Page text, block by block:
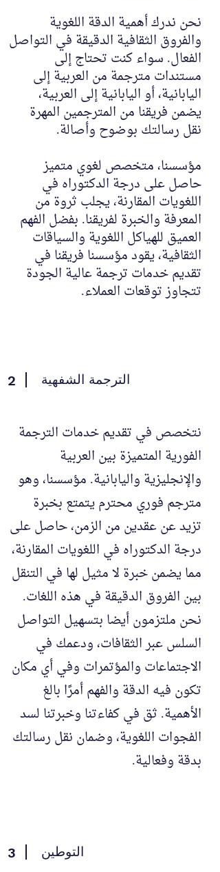
نحن ندرك أهمية الدقة اللغوية
والفروق الثقافية الدقيقة في التواصل
الفعال. سواء كنت تحتاج إلى
مستندات مترجمة من العربية إلى
اليابانية، أو اليابانية إلى العربية،
يضمن فريقنا من المترجمين المهرة
نقل رسالتك بوضوح وأصالة.
مؤسسنا، متخصص لغوي متميز
حاصل على درجة الدكتوراه في
اللغويات المقارنة، يجلب ثروة من
المعرفة والخبرة لفريقنا. بفضل الفهم
العميق للهياكل اللغوية والسياقات
الثقافية، يقود مؤسسنا فريقنا في
تقديم خدمات ترجمة عالية الجودة
تتجاوز توقعات العملاء.
2 الترجمة الشفهية
نتخصص في تقديم خدمات الترجمة
الفورية المتميزة بين العربية
والإنجليزية واليابانية. مؤسسنا، وهو
مترجم فوري محترم يتمتع بخبرة
تزيد عن عقدين من الزمن، حاصل على
درجة الدكتوراه في اللغويات المقارنة،
مما يضمن خبرة لا مثيل لها في التنقل
بين الفروق الدقيقة في هذه اللغات.
نحن ملتزمون أيضا بتسهيل التواصل
السلس عبر الثقافات، ودعمك في
الاجتماعات والمؤتمرات وفي أي مكان
تكون فيه الدقة والفهم أمرًا بالغ
الأهمية. ثق في كفاءتنا وخبرتنا لسد
الفجوات اللغوية، وضمان نقل رسالتك
بدقة وفعالية.
3 التوطين